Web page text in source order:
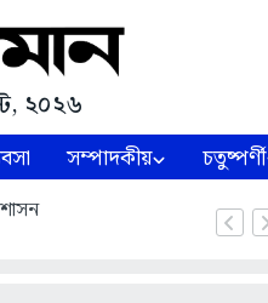
২০২৬
সম্পাদকীয় চতুষ্পর্ণী